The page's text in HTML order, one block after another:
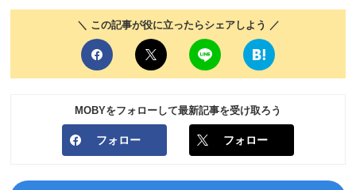
＼ この記事が役に立ったらシェアしよう ／
MOBYをフォローして最新記事を受け取ろう
フォロー フォロー